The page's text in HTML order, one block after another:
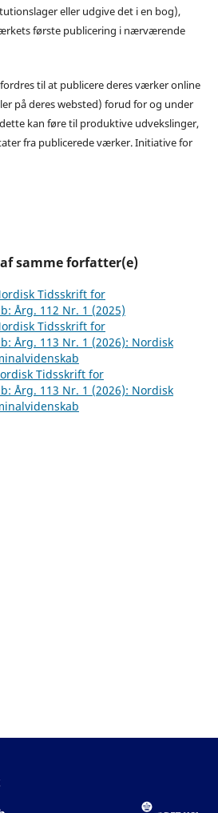
eller udgive det i en bog),
første publicering i nærværende
til at publicere deres værker online
på deres websted) forud for og under
kan føre til produktive udvekslinger,
fra publicerede værker. Initiative for
samme forfatter(e)
Tidsskrift for
Årg. 112 Nr. 1 (2025)
Tidsskrift for
Årg. 113 Nr. 1 (2026): Nordisk
Tidsskrift for
Årg. 113 Nr. 1 (2026): Nordisk